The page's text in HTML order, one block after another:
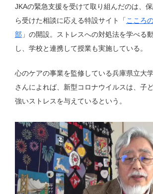
JKAの緊急支援を受けて取り組んだのは、
ら受けた相談に応える特設サイト「 こころ
部」の開設。ストレスへの対処法を学べる
し、学校と連携して授業も実施している。
心のケアの事業を監修している兵庫県立大
さんによれば、新型コロナウイルスは、子
強いストレスを与えているという。